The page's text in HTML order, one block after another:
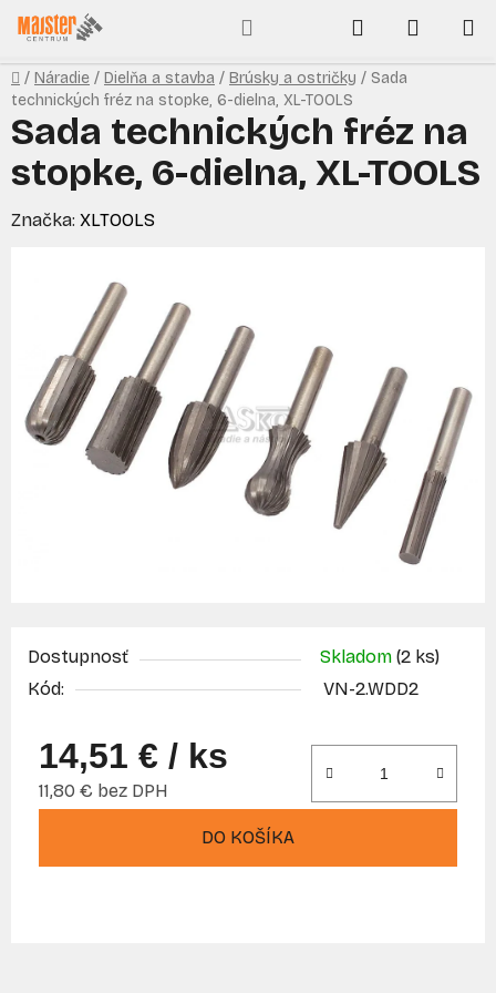
Prejsť
na
obsah
Hľadať
KOŠÍK
Domov
/ Náradie / Dielňa a stavba / Brúsky a ostričky / Sada
technických fréz na stopke, 6-dielna, XL-TOOLS
Dostupnosť Skladom (2 ks)
Kód:
VN-2.WDD2
14,51 € / ks
11,80 € bez DPH
DO KOŠÍKA
Sada technických fréz na
stopke, 6-dielna, XL-TOOLS
Značka: XLTOOLS